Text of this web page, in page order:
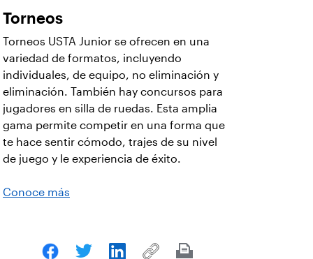
Torneos
Torneos USTA Junior se ofrecen en una
variedad de formatos, incluyendo
individuales, de equipo, no eliminación y
eliminación. También hay concursos para
jugadores en silla de ruedas. Esta amplia
gama permite competir en una forma que
te hace sentir cómodo, trajes de su nivel
de juego y le experiencia de éxito.
Conoce más